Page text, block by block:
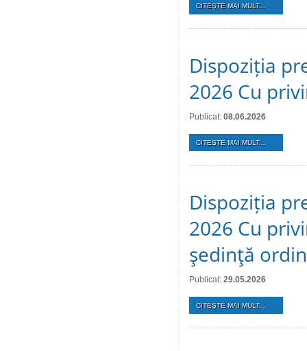
CITEŞTE MAI MULT...
Dispoziția
2026 Cu
Publicat: 08.06.2026
CITEŞTE MAI MULT...
Dispoziția
2026 Cu
şedinţă
Publicat: 29.05.2026
CITEŞTE MAI MULT...